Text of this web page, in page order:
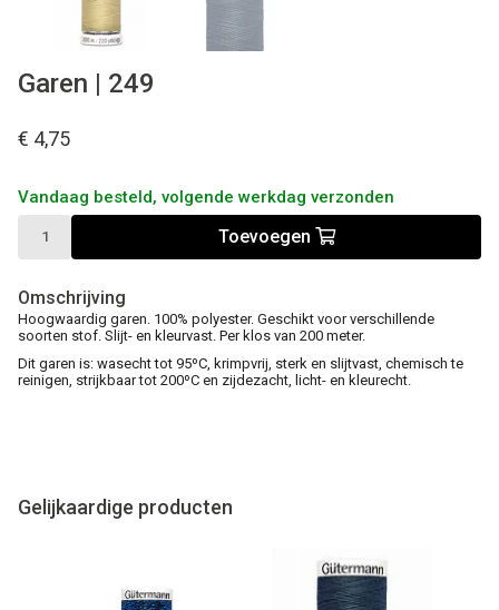
Garen | 249
€ 4,75
Vandaag besteld, volgende werkdag verzonden
Toevoegen
Omschrijving
Hoogwaardig garen. 100% polyester. Geschikt voor verschillende
soorten stof. Slijt- en kleurvast. Per klos van 200 meter.
Dit garen is: wasecht tot 95ºC, krimpvrij, sterk en slijtvast, chemisch te
reinigen, strijkbaar tot 200ºC en zijdezacht, licht- en kleurecht.
Gelijkaardige producten